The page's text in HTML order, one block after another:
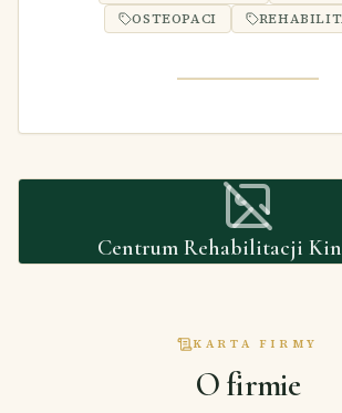
OSTEOPACI
Centrum Rehabilitacji
KARTA FIRMY
O firmie